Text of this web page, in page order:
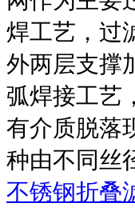
焊工艺，过
外两层支撑
弧焊接工艺
有介质脱落
种由不同丝
不锈钢折叠